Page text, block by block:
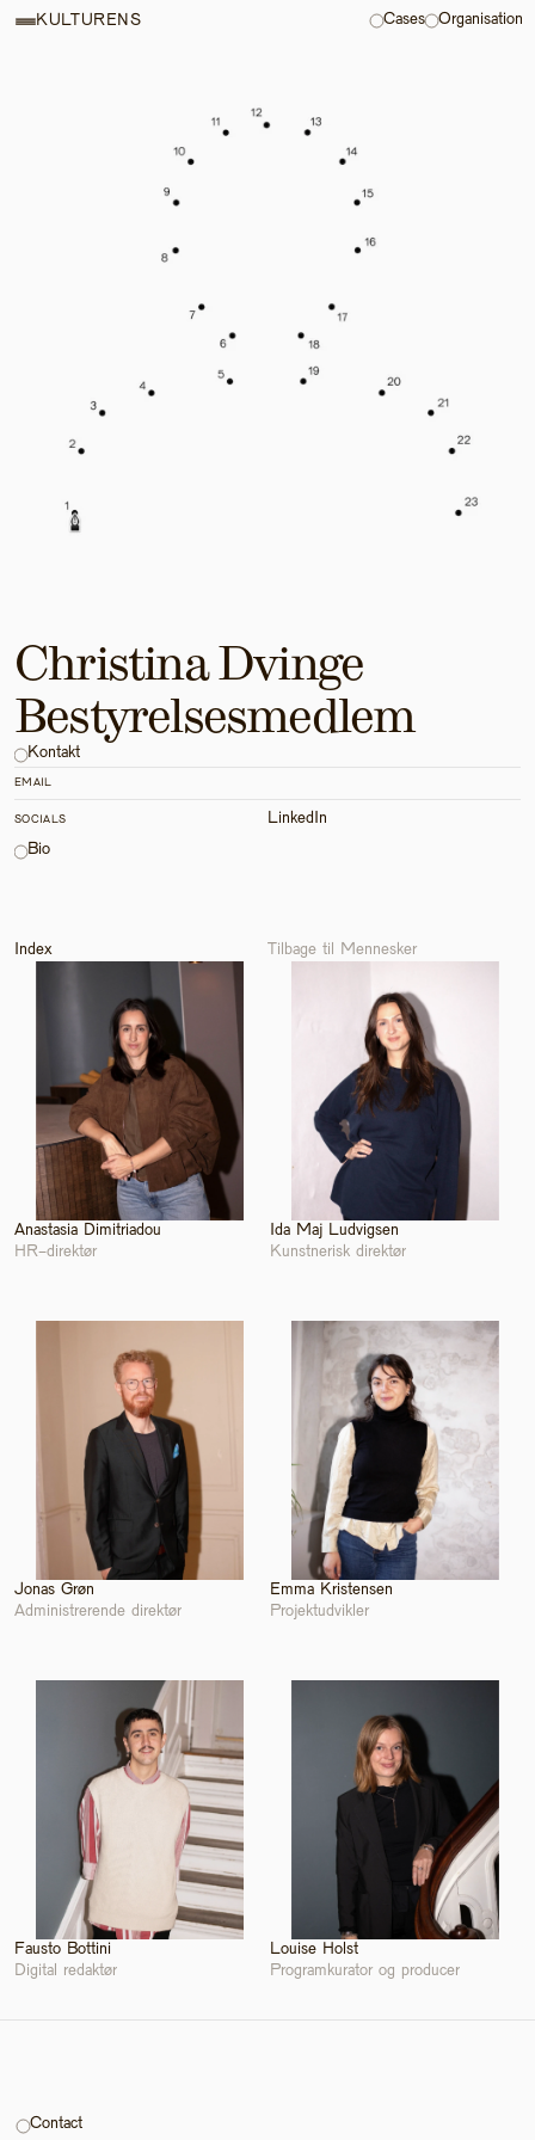
Christina Dvinge
Bestyrelsesmedlem
Kontakt
EMAIL
SOCIALS
LinkedIn
Bio
Index Tilbage til Mennesker
Anastasia Dimitriadou
HR-direktør
Ida Maj Ludvigsen
Kunstnerisk direktør
Jonas Grøn
Administrerende direktør
Emma Kristensen
Projektudvikler
Fausto Bottini
Digital redaktør
Louise Holst
Programkurator og producer
KULTURENS Cases Organisation
Contact